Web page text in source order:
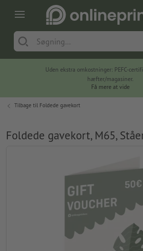
Uden ekstra omkostninger: PEFC-
hæfter/magasiner.
Få mere at vide
Tilbage til Foldede gavekort
Foldede gavekort, M65,